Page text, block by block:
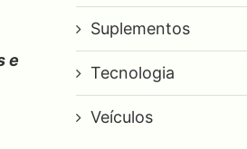
e
Suplementos
Tecnologia
Veículos